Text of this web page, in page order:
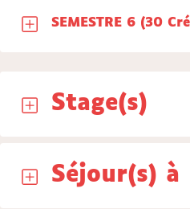
SEMESTRE
Stage(s)
Séjour(s)